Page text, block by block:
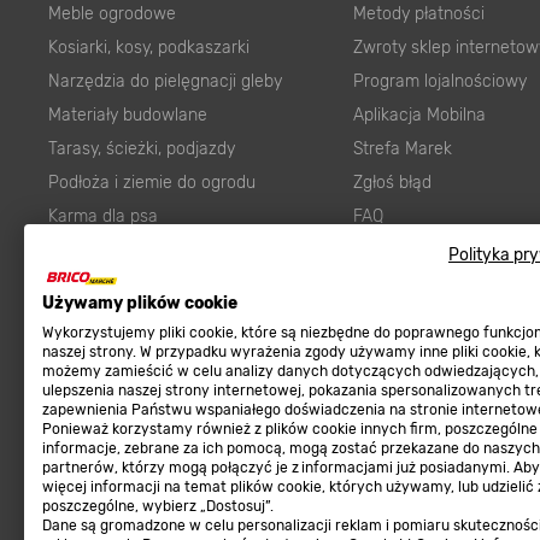
Polityka
Używamy plików cookie
Wykorzystujemy pliki cookie, które są niezbędne do poprawnego
naszej strony. W przypadku wyrażenia zgody używamy inne pliki cookie,
możemy zamieścić w celu analizy danych dotyczących odwiedzających,
ulepszenia naszej strony internetowej, pokazania spersonalizowanych
zapewnienia Państwu wspaniałego doświadczenia na stronie
Ponieważ korzystamy również z plików cookie innych firm, poszczególne
informacje, zebrane za ich pomocą, mogą zostać przekazane do naszych
partnerów, którzy mogą połączyć je z informacjami już posiadanymi.
więcej informacji na temat plików cookie, których używamy, lub udzielić
poszczególne, wybierz „Dostosuj”.
Dane są gromadzone w celu personalizacji reklam i pomiaru
Meble ogrodowe
Kosiarki, kosy, podkaszarki
Narzędzia do pielęgnacji gleby
Materiały budowlane
Tarasy, ścieżki, podjazdy
Podłoża i ziemie do ogrodu
Karma dla psa
Farby wewnętrzne białe
Elektryka
Panele
Elektronarzędzia
Płytki
Panele podłogowe
Płyty OSB/HDF
Grabie do ogrodu
Metody płatności
Zwroty sklep
Program lojalnościowy
Aplikacja Mobilna
Strefa Marek
Zgłoś błąd
FAQ
Prawny obowiązek
Regulaminy
Regulaminy
Polityka prywatności